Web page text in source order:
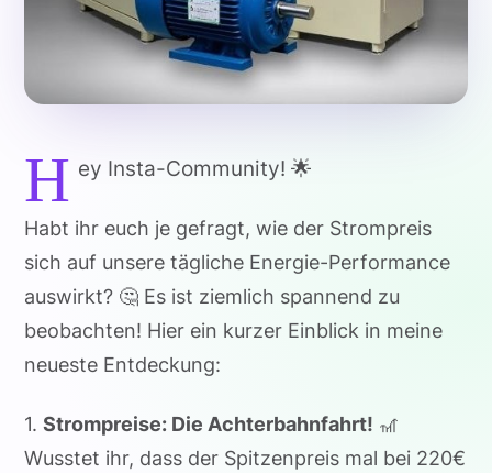
H ey Insta-Community! 🌟
Habt ihr euch je gefragt, wie der Strompreis
sich auf unsere tägliche Energie-Performance
auswirkt? 🤔 Es ist ziemlich spannend zu
beobachten! Hier ein kurzer Einblick in meine
neueste Entdeckung:
1.Strompreise: Die Achterbahnfahrt! 🎢
Wusstet ihr, dass der Spitzenpreis mal bei 220€